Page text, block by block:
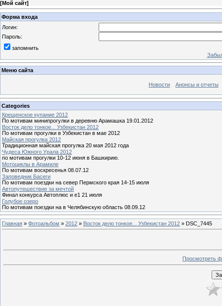
[Мой сайт]
Форма входа
Логин:
Пароль:
запомнить
Меню сайта
Новости Анонсы и отчеты
Categories
Крещенское купание 2012
По мотивам минипрогулки в деревню Арамашка 19.01.2012
Восток дело тонкое... Узбекистан 2012
По мотивам прогулки в Узбекистан в мае 2012
Майская прогулка 2012
Традиционная майская прогулка 20 мая 2012 года
Чудеса Южного Урала 2012
по мотивам прогулки 10-12 июня в Башкирию.
Мотоциклы в Арамиле
По мотивам воскресенья 08.07.12
Заповедник Басеги
По мотивам поездки на север Пермского края 14-15 июля
Автопутешествие за мечтой
Финал конкурса Автоплюс и е1 21 июля
Голубое озеро
По мотивам поездки на в Челябинскую область 08.09.12
Главная » Фотоальбом » 2012 » Восток дело тонкое... Узбекистан 2012 » DSC_7445
Просмотреть